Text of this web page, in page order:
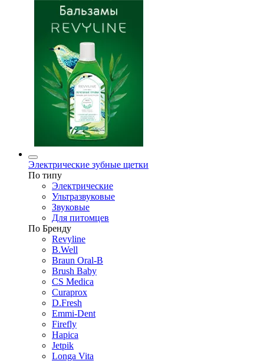
Электрические зубные щетки
По типу
Электрические
Ультразвуковые
Звуковые
Для питомцев
По Бренду
Revyline
B.Well
Braun Oral-B
Brush Baby
CS Medica
Curaprox
D.Fresh
Emmi-Dent
Firefly
Hapica
Jetpik
Longa Vita